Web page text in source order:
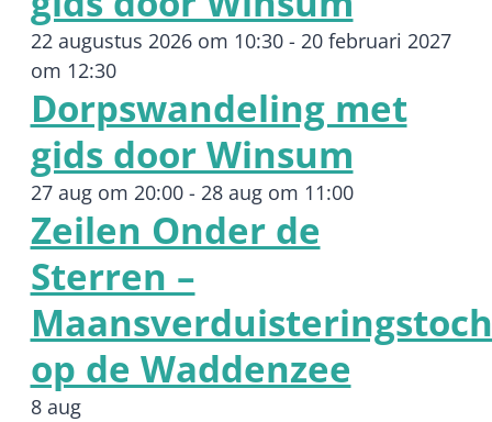
22 augustus 2026 om 10:30- 20 februari 2027
om 12:30
Dorpswandeling met
gids door Winsum
27 aug om 20:00- 28 aug om 11:00
Zeilen Onder de
Sterren –
op de Waddenzee
8 aug